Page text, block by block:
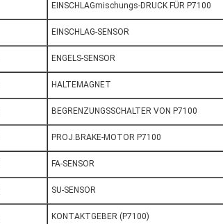
EINSCHLAGmischungs-DRUCK FÜR P7100
EINSCHLAG-SENSOR
ENGELS-SENSOR
HALTEMAGNET
BEGRENZUNGSSCHALTER VON P7100
PROJ.BRAKE-MOTOR P7100
FA-SENSOR
SU-SENSOR
KONTAKTGEBER (P7100)